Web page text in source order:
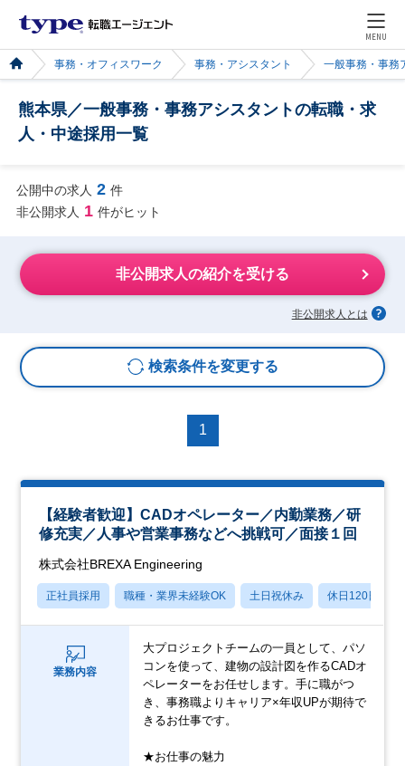
MENU
事務・オフィスワーク 事務・アシスタント 一般事務・事務
熊本県／一般事務・事務アシスタントの転職・求
人・中途採用一覧
公開中の求人 2 件
非公開求人 1 件がヒット
非公開求人の紹介を受ける
非公開求人とは
検索条件を変更する
1
【経験者歓迎】CADオペレーター／内勤業務／研
修充実／人事や営業事務などへ挑戦可／面接１回
株式会社BREXA Engineering
正社員採用 職種・業界未経験OK 土日祝休み 休日120日以上
業務内容
大プロジェクトチームの一員として、パソ
コンを使って、建物の設計図を作るCADオ
ペレーターをお任せします。手に職がつ
き、事務職よりキャリア×年収UPが期待で
きるお仕事です。
★お仕事の魅力